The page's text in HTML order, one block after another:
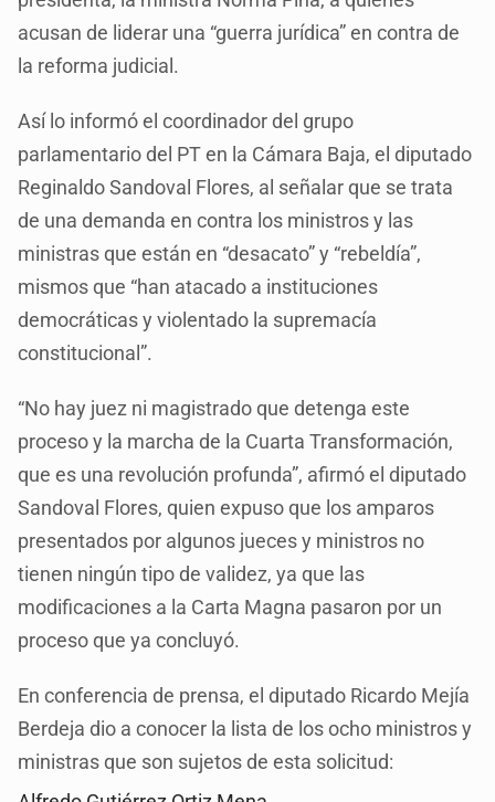
acusan de liderar una “guerra jurídica” en contra de
la reforma judicial.
Así lo informó el coordinador del grupo
parlamentario del PT en la Cámara Baja, el diputado
Reginaldo Sandoval Flores, al señalar que se trata
de una demanda en contra los ministros y las
ministras que están en “desacato” y “rebeldía”,
mismos que “han atacado a instituciones
democráticas y violentado la supremacía
constitucional”.
“No hay juez ni magistrado que detenga este
proceso y la marcha de la Cuarta Transformación,
que es una revolución profunda”, afirmó el diputado
Sandoval Flores, quien expuso que los amparos
presentados por algunos jueces y ministros no
tienen ningún tipo de validez, ya que las
modificaciones a la Carta Magna pasaron por un
proceso que ya concluyó.
En conferencia de prensa, el diputado Ricardo Mejía
Berdeja dio a conocer la lista de los ocho ministros y
ministras que son sujetos de esta solicitud: